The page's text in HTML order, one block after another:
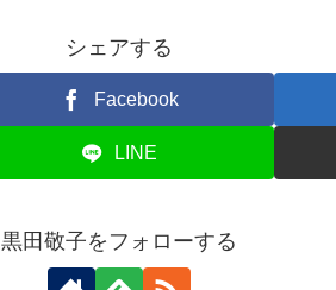
シェアする
Facebook
LINE
黒田敬子をフォローする